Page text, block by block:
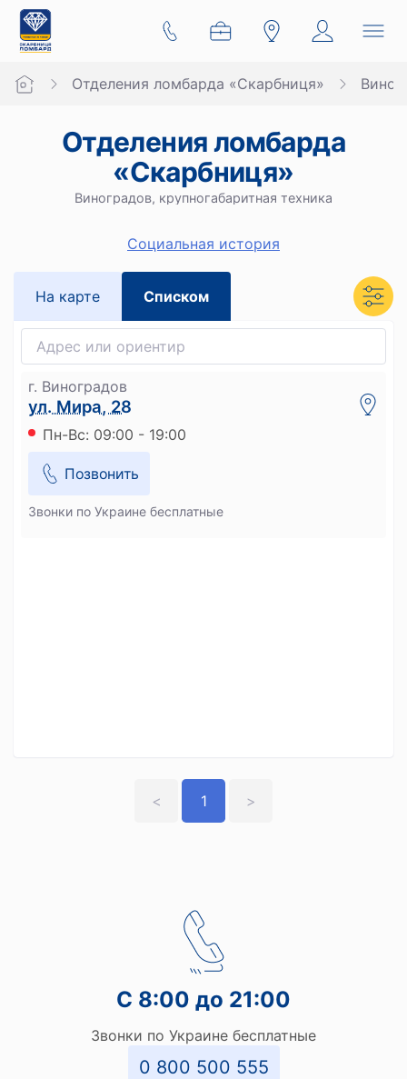
Отделения ломбарда «Скарбниця»
Отделения ломбарда
«Скарбниця»
Виноградов, крупногабаритная техника
Социальная история
На карте Списком
г. Виноградов
ул. Мира, 28
Пн-Вс: 09:00 - 19:00
Позвонить
Звонки по Украине бесплатные
< 1 >
С 8:00 до 21:00
Звонки по Украине бесплатные
0 800 500 555